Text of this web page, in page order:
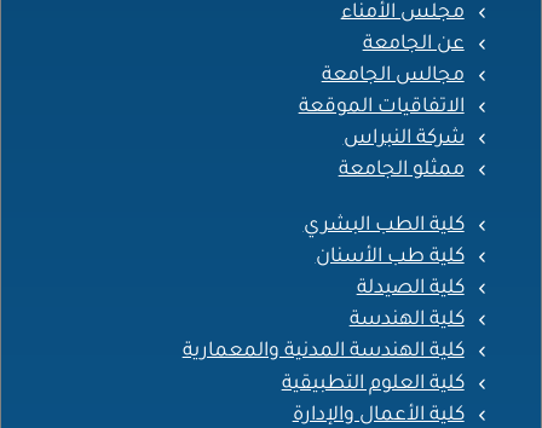
مجلس الأمناء
عن الجامعة
مجالس الجامعة
الاتفاقيات الموقعة
شركة النبراس
ممثلو الجامعة
كلية الطب البشري
كلية طب الأسنان
كلية الصيدلة
كلية الهندسة
كلية الهندسة المدنية والمعمارية
كلية العلوم التطبيقية
كلية الأعمال والإدارة